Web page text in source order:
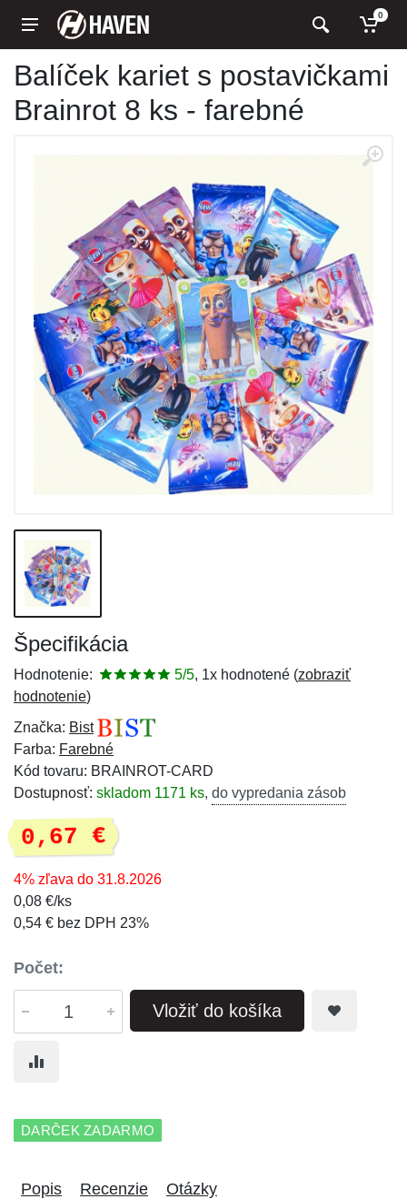
0
Balíček kariet s postavičkami
Brainrot 8 ks - farebné
Špecifikácia
Hodnotenie: 5/5, 1x hodnotené (zobraziť
hodnotenie)
Značka: Bist
Farba: Farebné
Kód tovaru: BRAINROT-CARD
Dostupnosť: skladom 1171 ks, do vypredania zásob
0,67 €
4% zľava do 31.8.2026
0,08 €/ks
0,54 € bez DPH 23%
Počet:
Vložiť do košíka
DARČEK ZADARMO
Popis Recenzie Otázky